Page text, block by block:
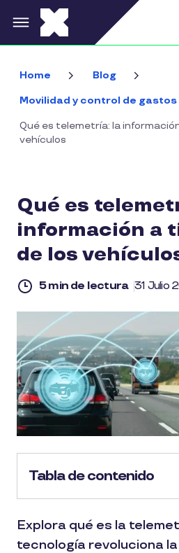
Pasar al contenido principal
Home Blog
Movilidad y control de gastos
Qué es telemetría: la
vehículos
Qué es
información a
de los
5 min de lectura 31 Julio
Tabla de contenido
Explora qué es la
tecnología revoluciona la